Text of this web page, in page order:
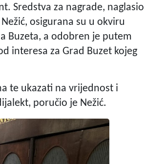
Sredstva za nagrade, naglasio
osigurana su u okviru
Buzeta, a odobren je putem
interesa za Grad Buzet kojeg
te ukazati na vrijednost i
poručio je Nežić.